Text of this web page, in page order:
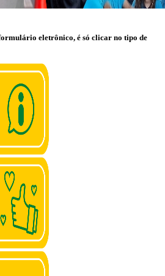
eletrônico, é só clicar no tipo de